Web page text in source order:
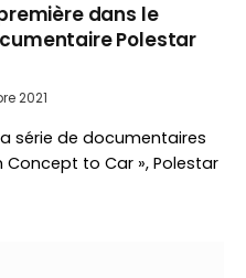
dans le
Polestar
2021
série de documentaires
Concept to Car », Polestar